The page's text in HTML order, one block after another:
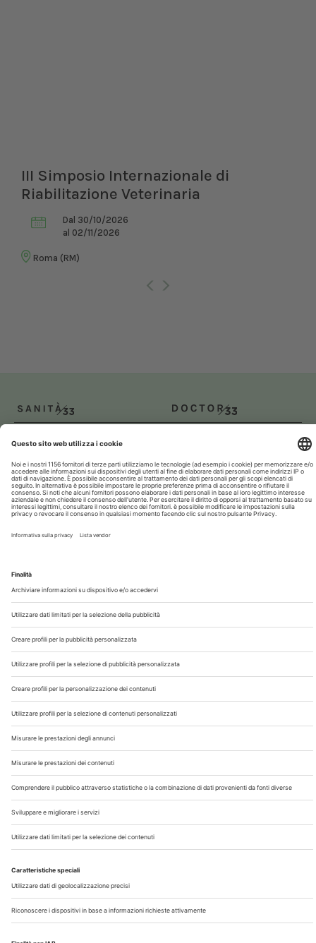
III Simposio Internazionale di
Riabilitazione Veterinaria
Dal 30/10/2026
al 02/11/2026
Roma (RM)
Chi Siamo
Contatti
Note Legali
Privacy
©2026 Edra S.p.a | www.edraspa.it | P.iva 08056040960
| Tel. 02/881841 | Sede legale: Viale Enrico Forlanini 21 -
20134 Milano (Italy)